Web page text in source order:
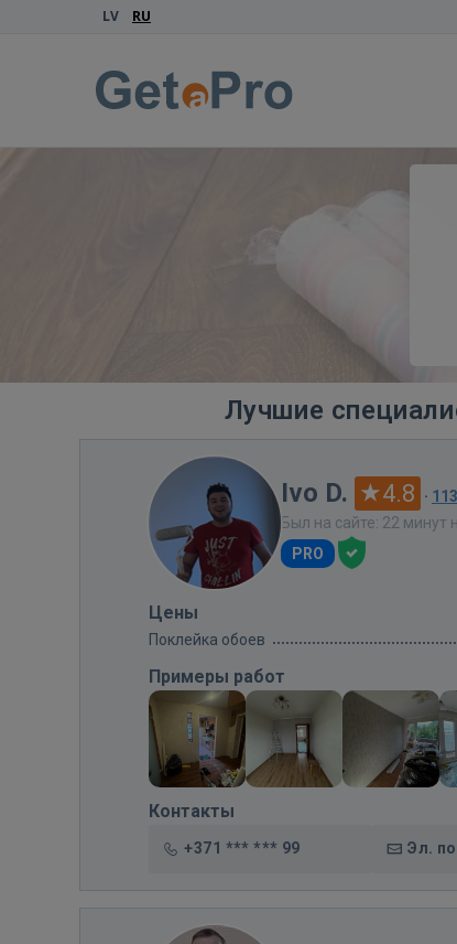
LV RU
Лучшие
Ivo D. 4.8 ·
Был на сайте: 22 минут
PRO
Цены
Поклейка обоев
Примеры работ
Контакты
+371 *** *** 99 Эл.